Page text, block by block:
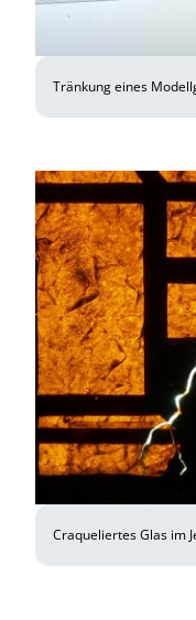
Tränkung eines
Craqueliertes Glas im